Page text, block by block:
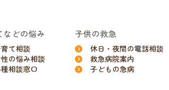
などの悩み
て相談
の悩み相談
相談窓口
子供の救急
休日・夜間の電話相談
救急病院案内
子どもの急病